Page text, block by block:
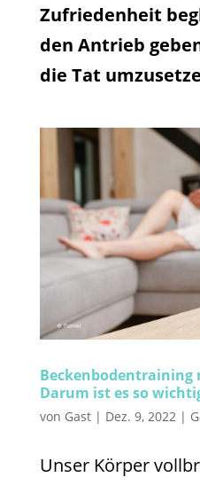
Zufriedenheit
den Antrieb
die Tat
Beckenbodentraining
Darum ist es so
von Gast| Dez. 9, 2022 |
Unser Körper